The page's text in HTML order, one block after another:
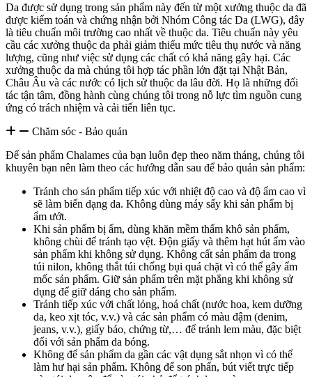
Da được sử dụng trong sản phẩm này đến từ một xưởng thuộc da đã
được kiểm toán và chứng nhận bởi Nhóm Công tác Da (LWG), đây
là tiêu chuẩn môi trường cao nhất về thuộc da. Tiêu chuẩn này yêu
cầu các xưởng thuộc da phải giảm thiểu mức tiêu thụ nước và năng
lượng, cũng như việc sử dụng các chất có khả năng gây hại. Các
xưởng thuộc da mà chúng tôi hợp tác phần lớn đặt tại Nhật Bản,
Châu Âu và các nước có lịch sử thuộc da lâu đời. Họ là những đối
tác tận tâm, đồng hành cùng chúng tôi trong nỗ lực tìm nguồn cung
ứng có trách nhiệm và cải tiến liên tục.
Chăm sóc - Bảo quản
Để sản phẩm Chalames của bạn luôn đẹp theo năm tháng, chúng tôi
khuyên bạn nên làm theo các hướng dẫn sau để bảo quản sản phẩm:
Tránh cho sản phẩm tiếp xúc với nhiệt độ cao và độ ẩm cao vì
sẽ làm biến dạng da. Không dùng máy sấy khi sản phẩm bị
ẩm ướt.
Khi sản phẩm bị ẩm, dùng khăn mềm thấm khô sản phẩm,
không chùi để tránh tạo vệt. Độn giấy và thêm hạt hút ẩm vào
sản phẩm khi không sử dụng. Không cất sản phẩm da trong
túi nilon, không thắt túi chống bụi quá chặt vì có thể gây ẩm
mốc sản phẩm. Giữ sản phẩm trên mặt phẳng khi không sử
dụng để giữ dáng cho sản phẩm.
Tránh tiếp xúc với chất lỏng, hoá chất (nước hoa, kem dưỡng
da, keo xịt tóc, v.v.) và các sản phẩm có màu đậm (denim,
jeans, v.v.), giấy báo, chứng từ,… để tránh lem màu, đặc biệt
đối với sản phẩm da bóng.
Không để sản phẩm da gần các vật dụng sắt nhọn vì có thể
làm hư hại sản phẩm. Không để son phấn, bút viết trực tiếp